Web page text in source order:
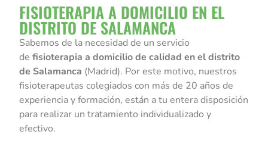
FISIOTERAPIA A DOMICILIO EN EL
DISTRITO DE SALAMANCA
Sabemos de la necesidad de un servicio
defisioterapia a domicilio de calidad en el distrito
de Salamanca (Madrid). Por este motivo, nuestros
fisioterapeutas colegiados con más de 20 años de
experiencia y formación, están a tu entera disposición
para realizar un tratamiento individualizado y
efectivo.